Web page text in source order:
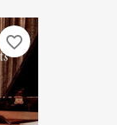
favorite_border